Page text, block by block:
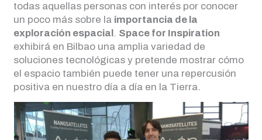
todas aquellas personas con interés por conocer
un poco más sobre la importancia de la
exploración espacial. Space for Inspiration
exhibirá en Bilbao una amplia variedad de
soluciones tecnológicas y pretende mostrar cómo
el espacio también puede tener una repercusión
positiva en nuestro día a día en la Tierra.